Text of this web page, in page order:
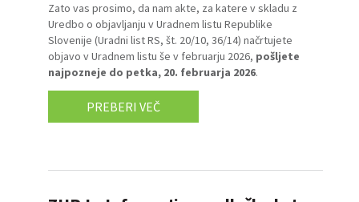
Zato vas prosimo, da nam akte, za katere v skladu z
Uredbo o objavljanju v Uradnem listu Republike
Slovenije (Uradni list RS, št. 20/10, 36/14) načrtujete
objavo v Uradnem listu še v februarju 2026, pošljete
najpozneje do petka, 20. februarja 2026.
PREBERI VEČ